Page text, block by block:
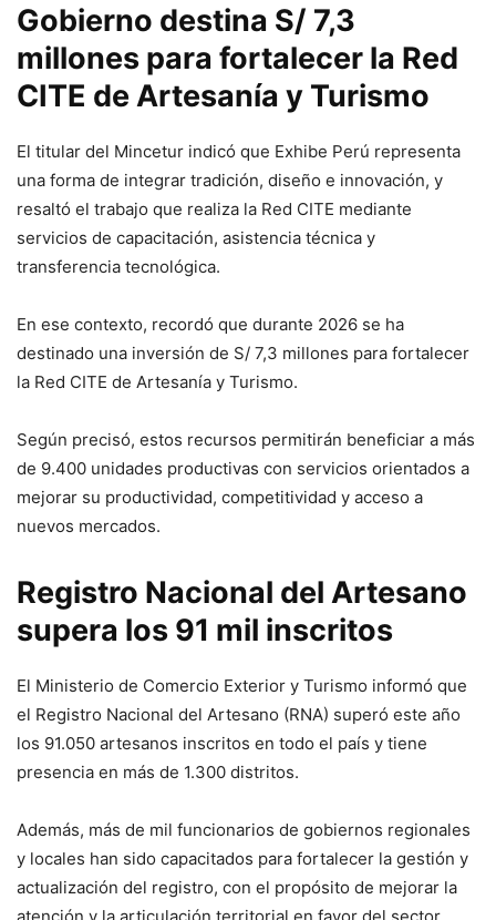
Gobierno destina S/ 7,3
millones para fortalecer la Red
CITE de Artesanía y Turismo
El titular del Mincetur indicó que Exhibe Perú representa
una forma de integrar tradición, diseño e innovación, y
resaltó el trabajo que realiza la Red CITE mediante
servicios de capacitación, asistencia técnica y
transferencia tecnológica.
En ese contexto, recordó que durante 2026 se ha
destinado una inversión de S/ 7,3 millones para fortalecer
la Red CITE de Artesanía y Turismo.
Según precisó, estos recursos permitirán beneficiar a más
de 9.400 unidades productivas con servicios orientados a
mejorar su productividad, competitividad y acceso a
nuevos mercados.
Registro Nacional del Artesano
supera los 91 mil inscritos
El Ministerio de Comercio Exterior y Turismo informó que
el Registro Nacional del Artesano (RNA) superó este año
los 91.050 artesanos inscritos en todo el país y tiene
presencia en más de 1.300 distritos.
Además, más de mil funcionarios de gobiernos regionales
y locales han sido capacitados para fortalecer la gestión y
actualización del registro, con el propósito de mejorar la